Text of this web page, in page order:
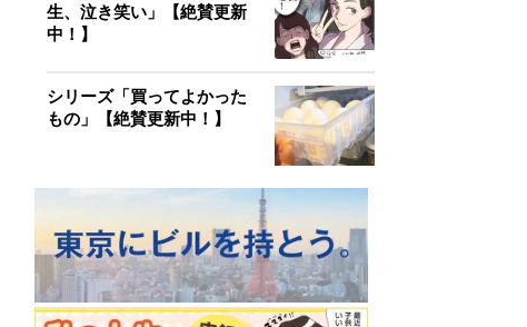
生、泣き笑い」【絶賛更新
中！】
シリーズ「買ってよかった
もの」【絶賛更新中！】